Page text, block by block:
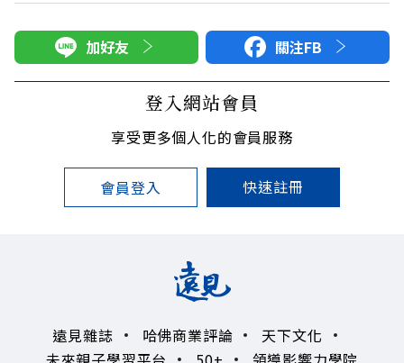
加好友 關注FB
登入網站會員
享受更多個人化的會員服務
會員登入 快速註冊
遠見雜誌 哈佛商業評論
天下文化